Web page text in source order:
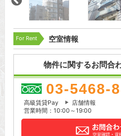
For Rent 空室情報
物件に関するお問合
03-5468-
高級賃貸Pay
店舗情報
営業時間：10:00～19:00